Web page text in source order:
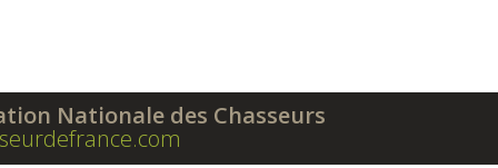
Nationale des Chasseurs